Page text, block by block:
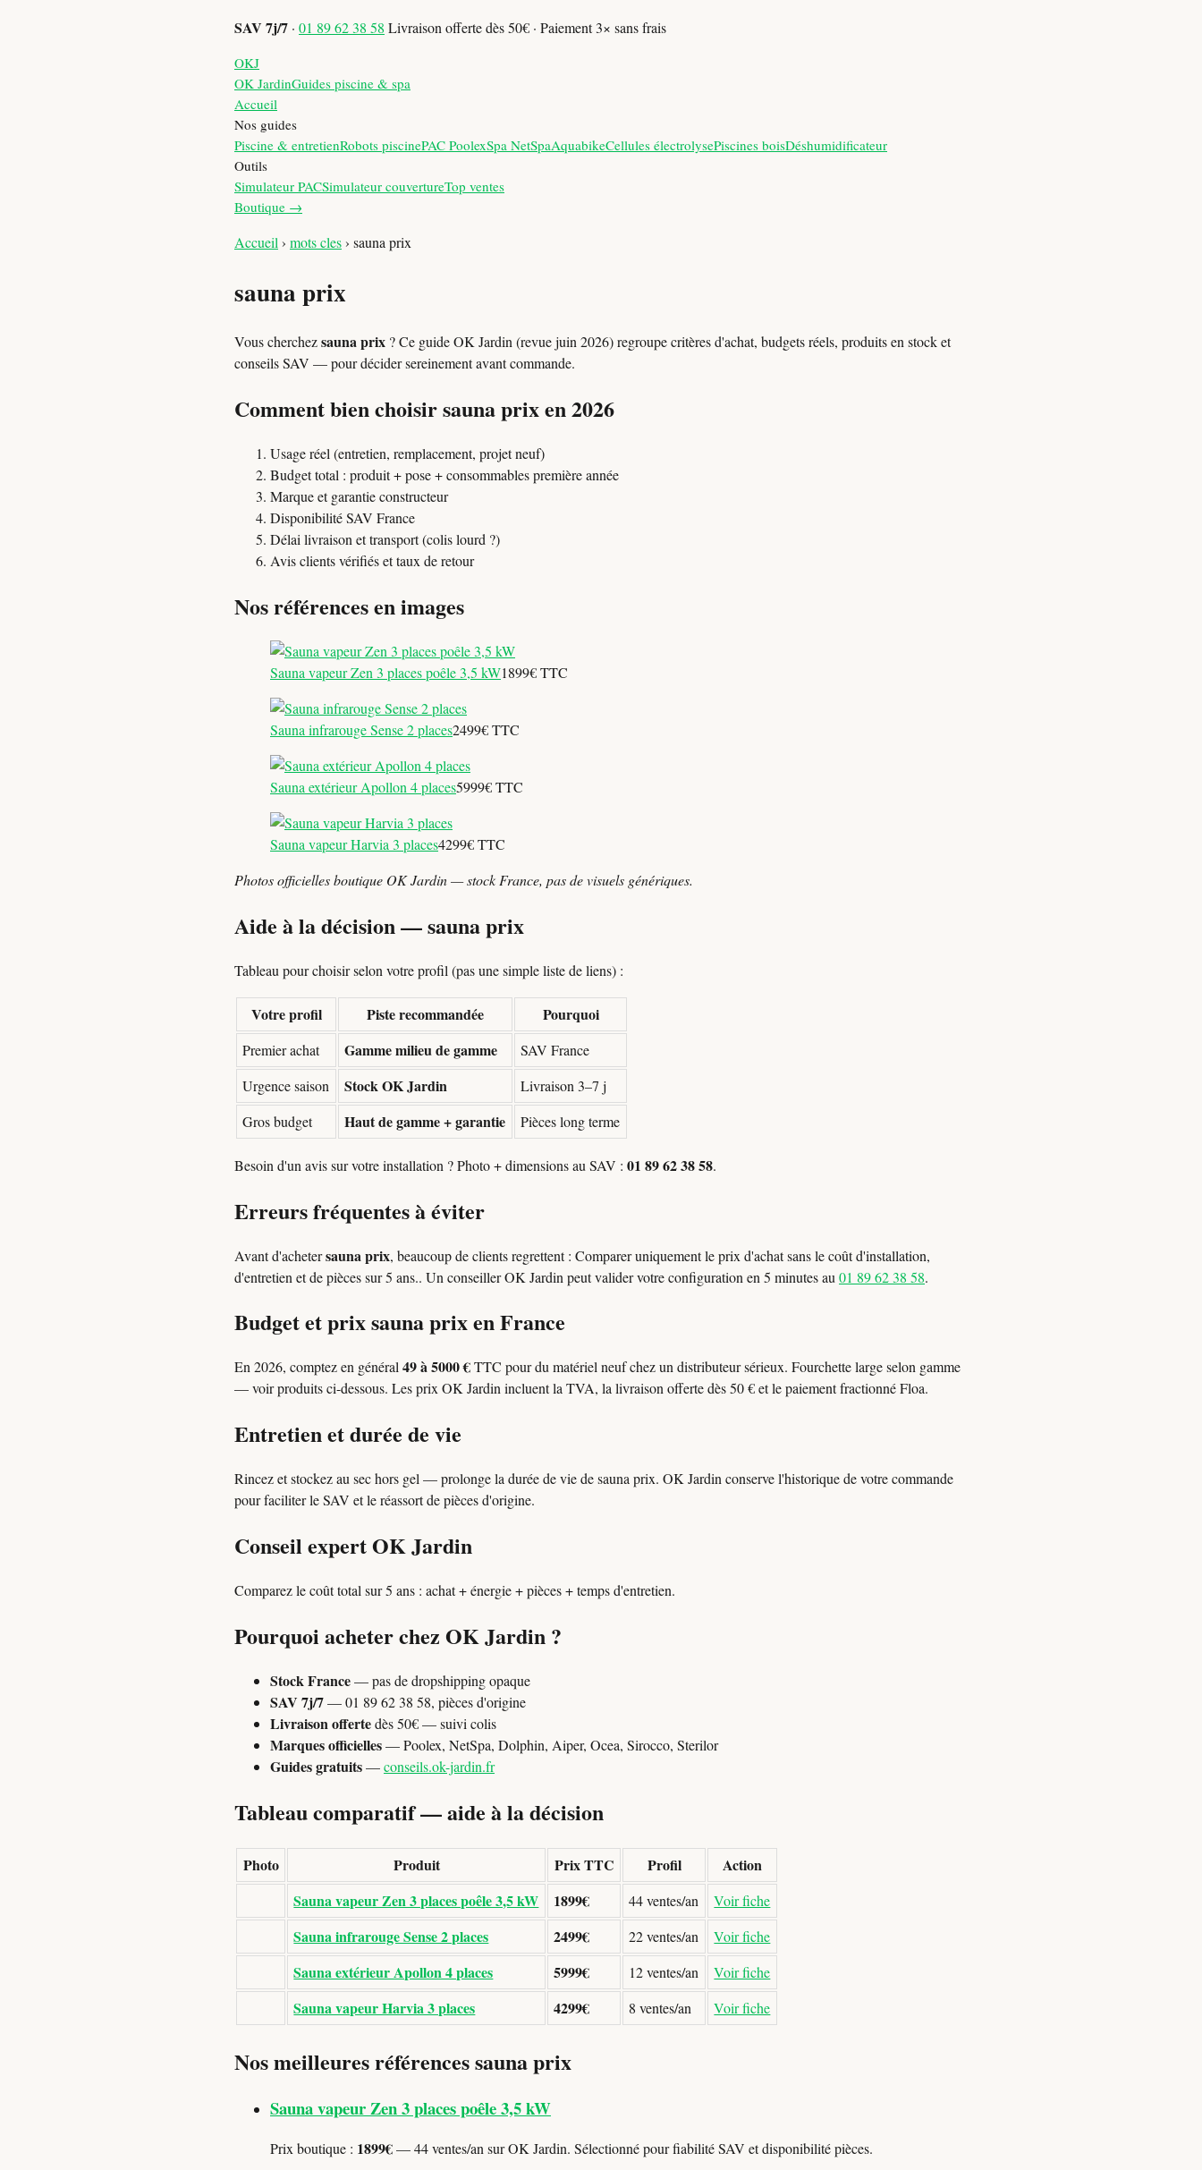
SAV 7j/7 · 01 89 62 38 58 Livraison offerte dès 50€ · Paiement 3× sans frais
OKJ
OK JardinGuides piscine & spa
Accueil
Nos guides
Piscine & entretienRobots piscinePAC PoolexSpa NetSpaAquabikeCellules électrolysePiscines boisDéshumidificateur
Outils
Simulateur PACSimulateur couvertureTop ventes
Boutique →
Accueil › mots cles› sauna prix
sauna prix
Vous cherchezsauna prix ? Ce guide OK Jardin (revue juin 2026) regroupe critères d'achat, budgets réels, produits en stock et
conseils SAV — pour décider sereinement avant commande.
Comment bien choisir sauna prix en 2026
Usage réel (entretien, remplacement, projet neuf)
Budget total : produit + pose + consommables première année
Marque et garantie constructeur
Disponibilité SAV France
Délai livraison et transport (colis lourd ?)
Avis clients vérifiés et taux de retour
Nos références en images
Sauna vapeur Zen 3 places poêle 3,5 kW1899€ TTC
Sauna infrarouge Sense 2 places2499€ TTC
Sauna extérieur Apollon 4 places5999€ TTC
Sauna vapeur Harvia 3 places4299€ TTC
Photos officielles boutique OK Jardin — stock France, pas de visuels génériques.
Aide à la décision — sauna prix
Tableau pour choisir selon votre profil (pas une simple liste de liens) :
Votre profil Piste recommandée Pourquoi
Premier achat Gamme milieu de gamme
SAV France
Urgence saison
Stock OK Jardin
Livraison 3–7 j
Gros budget
Haut de gamme + garantie Pièces long terme
Besoin d'un avis sur votre installation ? Photo + dimensions au SAV : 01 89 62 38 58.
Erreurs fréquentes à éviter
Avant d'achetersauna prix, beaucoup de clients regrettent : Comparer uniquement le prix d'achat sans le coût d'installation,
d'entretien et de pièces sur 5 ans.. Un conseiller OK Jardin peut valider votre configuration en 5 minutes au 01 89 62 38 58.
Budget et prix sauna prix en France
En 2026, comptez en général49 à 5000 €TTC pour du matériel neuf chez un distributeur sérieux. Fourchette large selon gamme
— voir produits ci-dessous. Les prix OK Jardin incluent la TVA, la livraison offerte dès 50 € et le paiement fractionné Floa.
Entretien et durée de vie
Rincez et stockez au sec hors gel — prolonge la durée de vie de sauna prix. OK Jardin conserve l'historique de votre commande
pour faciliter le SAV et le réassort de pièces d'origine.
Conseil expert OK Jardin
Comparez le coût total sur 5 ans : achat + énergie + pièces + temps d'entretien.
Pourquoi acheter chez OK Jardin ?
Stock France— pas de dropshipping opaque
SAV 7j/7— 01 89 62 38 58, pièces d'origine
Livraison offertedès 50€ — suivi colis
Marques officielles— Poolex, NetSpa, Dolphin, Aiper, Ocea, Sirocco, Sterilor
Guides gratuits—conseils.ok-jardin.fr
Tableau comparatif — aide à la décision
Photo Produit Prix TTC Profil
Action
Sauna vapeur Zen 3 places poêle 3,5 kW
1899€ 44 ventes/an Voir fiche
Sauna infrarouge Sense 2 places 2499€ 22 ventes/an Voir fiche
Sauna extérieur Apollon 4 places 5999€ 12 ventes/an Voir fiche
Sauna vapeur Harvia 3 places 4299€ 8 ventes/an Voir fiche
Nos meilleures références sauna prix
Sauna vapeur Zen 3 places poêle 3,5 kW
Prix boutique : 1899€— 44 ventes/an sur OK Jardin. Sélectionné pour fiabilité SAV et disponibilité pièces.